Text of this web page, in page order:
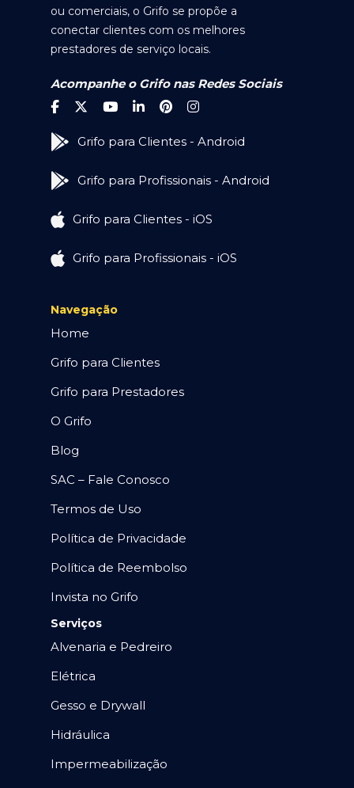
ou comerciais, o Grifo se propõe a
conectar clientes com os melhores
prestadores de serviço locais.
Acompanhe o Grifo nas Redes Sociais
Grifo para Clientes - Android
Grifo para Profissionais - Android
Grifo para Clientes - iOS
Grifo para Profissionais - iOS
Navegação
Home
Grifo para Clientes
Grifo para Prestadores
O Grifo
Blog
SAC – Fale Conosco
Termos de Uso
Política de Privacidade
Política de Reembolso
Invista no Grifo
Serviços
Alvenaria e Pedreiro
Elétrica
Gesso e Drywall
Hidráulica
Impermeabilização